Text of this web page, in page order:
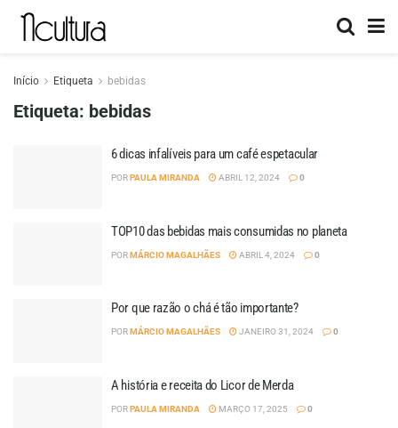
Início Etiqueta bebidas
Etiqueta: bebidas
6 dicas infalíveis para um café espetacular
PORPAULA MIRANDA ABRIL 12, 2024 0
TOP10 das bebidas mais consumidas no planeta
PORMÁRCIO MAGALHÃES ABRIL 4, 2024 0
Por que razão o chá é tão importante?
PORMÁRCIO MAGALHÃES JANEIRO 31, 2024 0
A história e receita do Licor de Merda
PORPAULA MIRANDA MARÇO 17, 2025 0